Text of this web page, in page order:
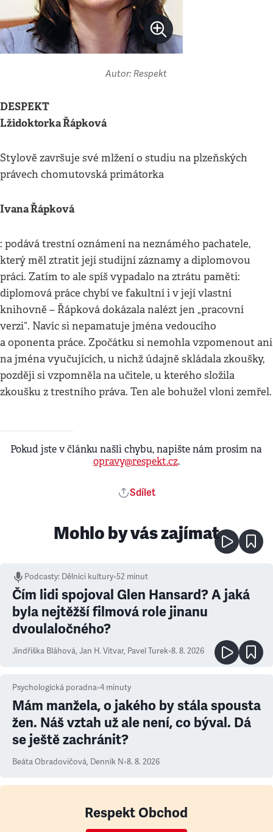
Autor: Respekt
DESPEKT
Lžidoktorka Řápková
Stylově završuje své mlžení o studiu na plzeňských
právech chomutovská primátorka
Ivana Řápková
: podává trestní oznámení na neznámého pachatele,
který měl ztratit její studijní záznamy a diplomovou
práci. Zatím to ale spíš vypadalo na ztrátu paměti:
diplomová práce chybí ve fakultní i v její vlastní
knihovně – Řápková dokázala nalézt jen „pracovní
verzi“. Navíc si nepamatuje jména vedoucího
a oponenta práce. Zpočátku si nemohla vzpomenout ani
na jména vyučujících, u nichž údajně skládala zkoušky,
později si vzpomněla na učitele, u kterého složila
zkoušku z trestního práva. Ten ale bohužel vloni zemřel.
Pokud jste v článku našli chybu, napište nám prosím na
opravy@respekt.cz.
Sdílet
Mohlo by vás zajímat
Podcasty: Dělníci kultury•52 minut
Čím lidi spojoval Glen Hansard? A jaká
byla nejtěžší filmová role jinanu
dvoulaločného?
Jindřiška Bláhová, Jan H. Vitvar, Pavel Turek•8. 8. 2026
Psychologická poradna•4 minuty
Mám manžela, o jakého by stála spousta
žen. Náš vztah už ale není, co býval. Dá
se ještě zachránit?
Beáta Obradovičová, Denník N•8. 8. 2026
Respekt Obchod